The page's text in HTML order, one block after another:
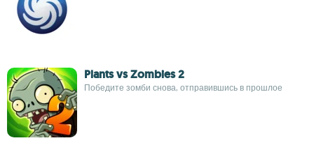
Plants vs Zombies 2
Победите зомби снова, отправившись в прошлое